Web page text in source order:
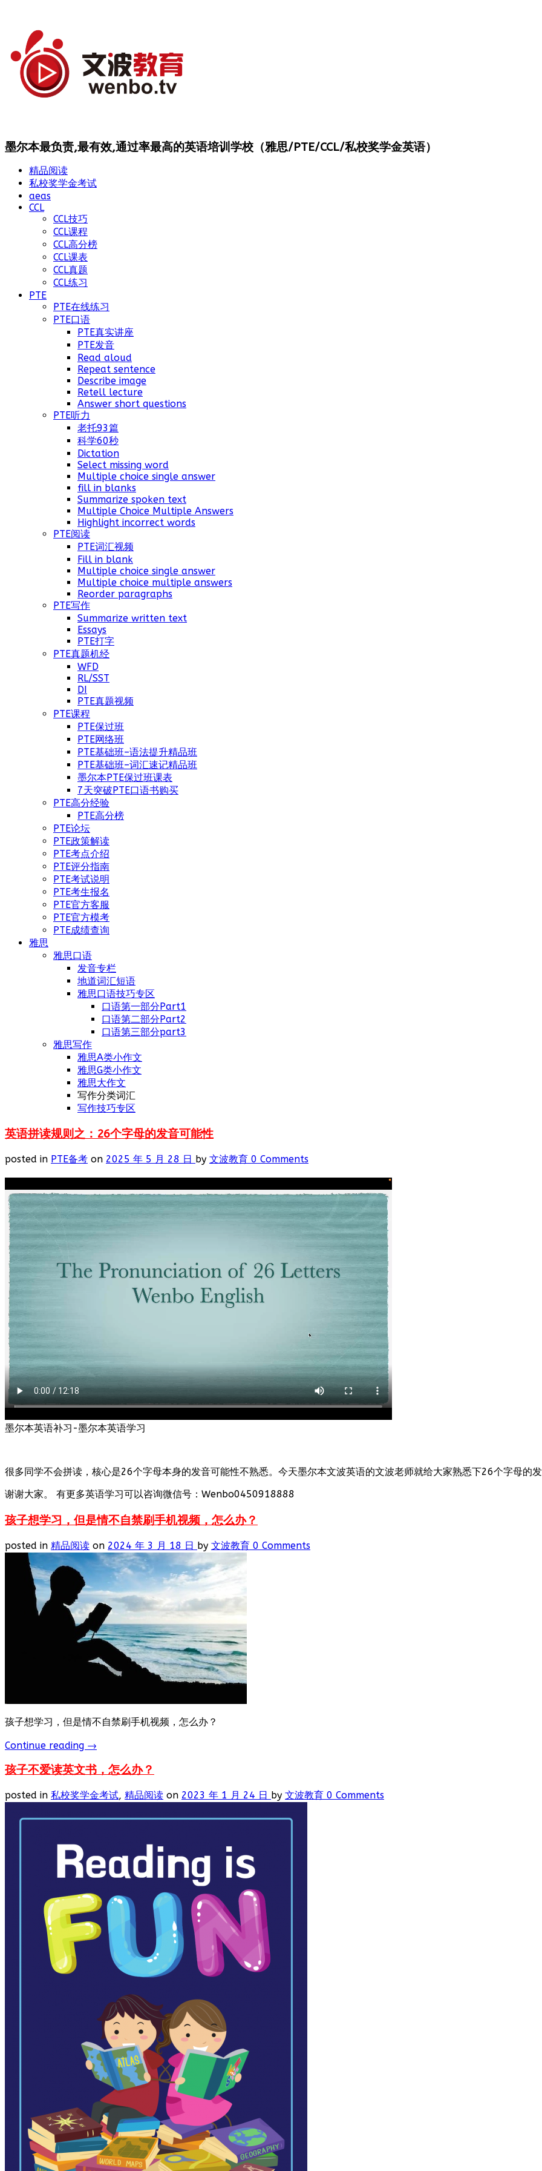
墨尔本最负责,最有效,通过率最高的英语培训学校（雅思/PTE/CCL/私校奖学金英语）
精品阅读
私校奖学金考试
aeas
CCL
CCL技巧
CCL课程
CCL高分榜
CCL课表
CCL真题
CCL练习
PTE
PTE在线练习
PTE口语
PTE真实讲座
PTE发音
Read aloud
Repeat sentence
Describe image
Retell lecture
Answer short questions
PTE听力
老托93篇
科学60秒
Dictation
Select missing word
Multiple choice single answer
fill in blanks
Summarize spoken text
Multiple Choice Multiple Answers
Highlight incorrect words
PTE阅读
PTE词汇视频
Fill in blank
Multiple choice single answer
Multiple choice multiple answers
Reorder paragraphs
PTE写作
Summarize written text
Essays
PTE打字
PTE真题机经
WFD
RL/SST
DI
PTE真题视频
PTE课程
PTE保过班
PTE网络班
PTE基础班–语法提升精品班
PTE基础班–词汇速记精品班
墨尔本PTE保过班课表
7天突破PTE口语书购买
PTE高分经验
PTE高分榜
PTE论坛
PTE政策解读
PTE考点介绍
PTE评分指南
PTE考试说明
PTE考生报名
PTE官方客服
PTE官方模考
PTE成绩查询
雅思
雅思口语
发音专栏
地道词汇短语
雅思口语技巧专区
口语第一部分Part1
口语第二部分Part2
口语第三部分part3
雅思写作
雅思A类小作文
雅思G类小作文
雅思大作文
写作分类词汇
写作技巧专区
英语拼读规则之：26个字母的发音可能性
posted in PTE备考 on 2025 年 5 月 28 日 by 文波教育 0 Comments
墨尔本英语补习-墨尔本英语学习
很多同学不会拼读，核心是26个字母本身的发音可能性不熟悉。今天墨尔本文波英语的文波老师就给大家熟悉下26个字母的发
谢谢大家。 有更多英语学习可以咨询微信号：Wenbo0450918888
孩子想学习，但是情不自禁刷手机视频，怎么办？
posted in 精品阅读 on 2024 年 3 月 18 日 by 文波教育 0 Comments
孩子想学习，但是情不自禁刷手机视频，怎么办？
Continue reading →
孩子不爱读英文书，怎么办？
posted in 私校奖学金考试, 精品阅读 on 2023 年 1 月 24 日 by 文波教育 0 Comments